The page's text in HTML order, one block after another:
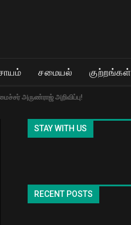
சமையல் குற்றங்கள்
அருண்ராஜ் அறிவிப்பு!
STAY WITH US
RECENT POSTS